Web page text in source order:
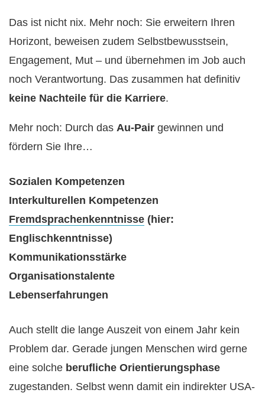
Das ist nicht nix. Mehr noch: Sie erweitern Ihren
Horizont, beweisen zudem Selbstbewusstsein,
Engagement, Mut – und übernehmen im Job auch
noch Verantwortung. Das zusammen hat definitiv
keine Nachteile für die Karriere.
Mehr noch: Durch das Au-Pair gewinnen und
fördern Sie Ihre…
Sozialen Kompetenzen
Interkulturellen Kompetenzen
Fremdsprachenkenntnisse (hier:
Englischkenntnisse)
Kommunikationsstärke
Organisationstalente
Lebenserfahrungen
Auch stellt die lange Auszeit von einem Jahr kein
Problem dar. Gerade jungen Menschen wird gerne
eine solche berufliche Orientierungsphase
zugestanden. Selbst wenn damit ein indirekter USA-